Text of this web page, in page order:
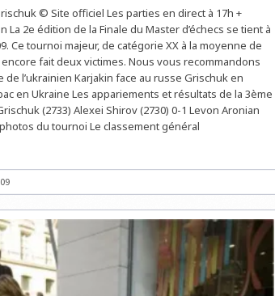
D’ÉCHECS
DE
BILBAO
:
KARJAKIN
SORT
LE
GRAND
JEU
© Site officiel Les parties en direct à 17h +
2e édition de la Finale du Master d’échecs se tient à
Ce tournoi majeur, de catégorie XX à la moyenne de
fait deux victimes. Nous vous recommandons
l’ukrainien Karjakin face au russe Grischuk en
en Ukraine Les appariements et résultats de la 3ème
(2733) Alexei Shirov (2730) 0-1 Levon Aronian
du tournoi Le classement général